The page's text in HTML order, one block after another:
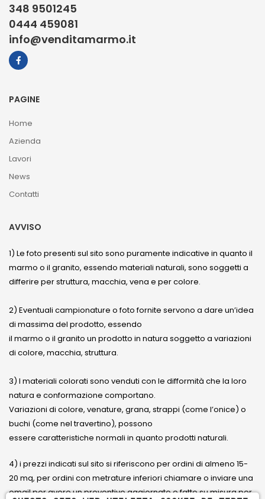
348 9501245
0444 459081
info@venditamarmo.it
PAGINE
Home
Azienda
Lavori
News
Contatti
AVVISO
1) Le foto presenti sul sito sono puramente indicative in quanto il
marmo o il granito, essendo materiali naturali, sono soggetti a
differire per struttura, macchia, vena e per colore.
2) Eventuali campionature o foto fornite servono a dare un’idea
di massima del prodotto, essendo
il marmo o il granito un prodotto in natura soggetto a variazioni
di colore, macchia, struttura.
3) I materiali colorati sono venduti con le difformità che la loro
natura e conformazione comportano.
Variazioni di colore, venature, grana, strappi (come l’onice) o
buchi (come nel travertino), possono
essere caratteristiche normali in quanto prodotti naturali.
4) i prezzi indicati sul sito si riferiscono per ordini di almeno 15-
20 mq, per ordini con metrature inferiori chiamare o inviare una
email per avere un preventivo aggiornato e fatto su misura per